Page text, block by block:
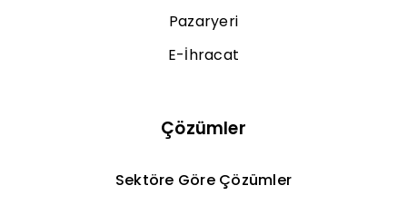
Pazaryeri
E-İhracat
Çözümler
Sektöre Göre Çözümler